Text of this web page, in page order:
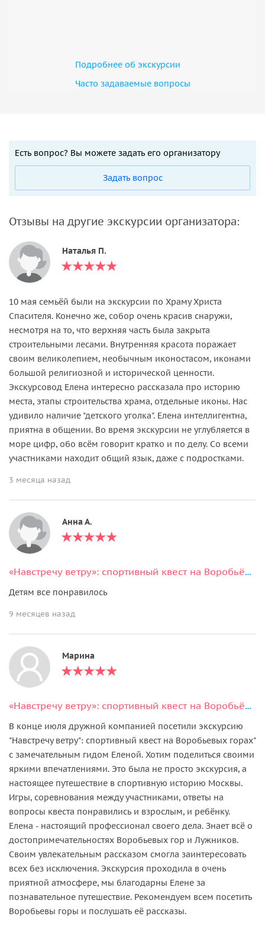
Подробнее об экскурсии
Часто задаваемые вопросы
Есть вопрос? Вы можете задать его организатору
Задать вопрос
Отзывы на другие экскурсии организатора:
Наталья П.
10 мая семьёй были на экскурсии по Храму Христа
Спасителя. Конечно же, собор очень красив снаружи,
несмотря на то, что верхняя часть была закрыта
строительными лесами. Внутренняя красота поражает
своим великолепием, необычным иконостасом, иконами
большой религиозной и исторической ценности.
Экскурсовод Елена интересно рассказала про историю
места, этапы строительства храма, отдельные иконы. Нас
удивило наличие "детского уголка". Елена интеллигентна,
приятна в общении. Во время экскурсии не углубляется в
море цифр, обо всём говорит кратко и по делу. Со всеми
участниками находит общий язык, даже с подростками.
3 месяца назад
Анна А.
«Навстречу ветру»: спортивный квест на Воробьёвых горах
Детям все понравилось
9 месяцев назад
Марина
«Навстречу ветру»: спортивный квест на Воробьёвых горах
В конце июля дружной компанией посетили экскурсию
"Навстречу ветру": спортивный квест на Воробьевых горах"
с замечательным гидом Еленой. Хотим поделиться своими
яркими впечатлениями. Это была не просто экскурсия, а
настоящее путешествие в спортивную историю Москвы.
Игры, соревнования между участниками, ответы на
вопросы квеста понравились и взрослым, и ребёнку.
Елена - настоящий профессионал своего дела. Знает всё о
достопримечательностях Воробьевых гор и Лужников.
Своим увлекательным рассказом смогла заинтересовать
всех без исключения. Экскурсия проходила в очень
приятной атмосфере, мы благодарны Елене за
познавательное путешествие. Рекомендуем всем посетить
Воробьевы горы и послушать её рассказы.